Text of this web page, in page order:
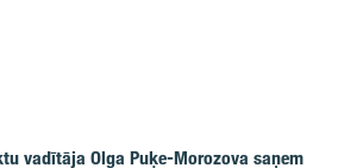
vadītāja Olga Puķe-Morozova saņem